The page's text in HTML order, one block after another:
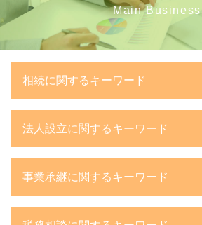
Main Business
相続に関するキーワード
相続税 税務署
法人 相続
相続税 配偶者控除
法人設立に関するキーワード
法人化 税金
事業承継に関するキーワード